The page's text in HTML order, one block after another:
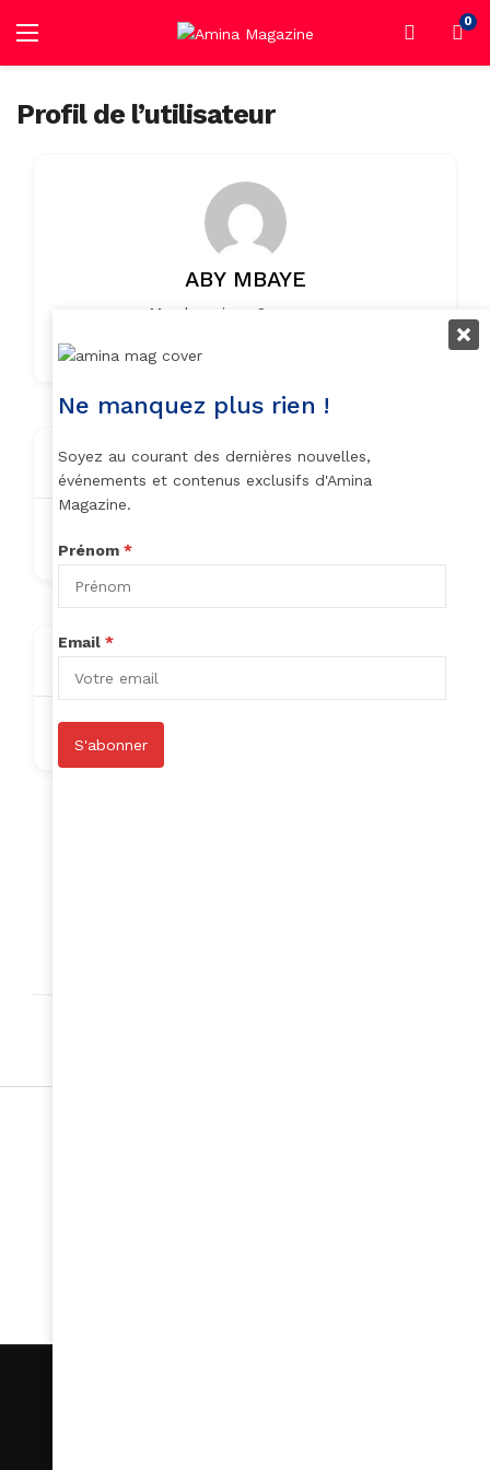
0
Profil de l’utilisateur
ABY MBAYE
Member since 2 years ago
Contact Info
missbodyo@gmail.com
About
Ne manquez plus rien !
Soyez au courant des dernières nouvelles,
événements et contenus exclusifs d'Amina
Magazine.
Prénom *
Email *
S'abonner